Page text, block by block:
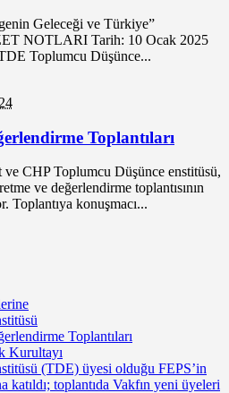
Geleceği ve Türkiye”
NOTLARI Tarih: 10 Ocak 2025
Toplumcu Düşünce...
Toplantıları
CHP Toplumcu Düşünce enstitüsü,
ve değerlendirme toplantısının
Toplantıya konuşmacı...
Toplantıları
Kurultayı
(TDE) üyesi olduğu FEPS’in
toplantıda Vakfın yeni üyeleri